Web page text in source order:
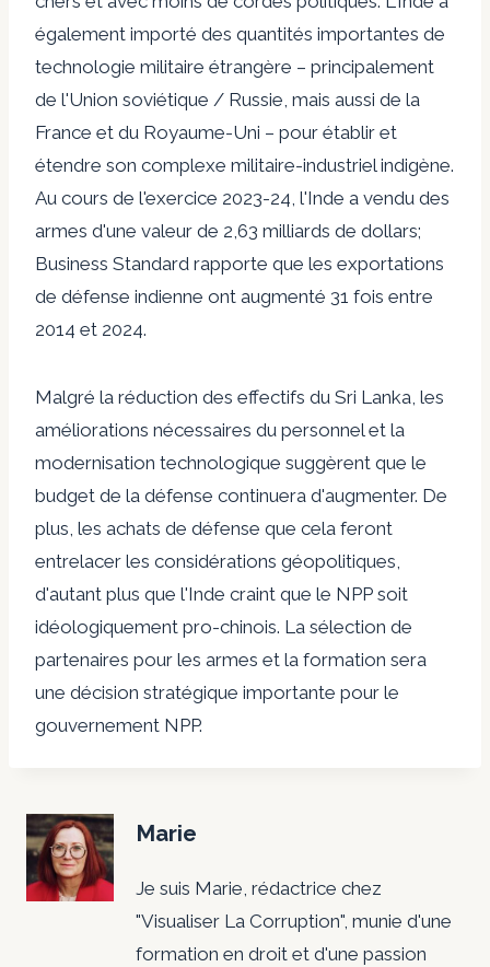
également importé des quantités importantes de
technologie militaire étrangère – principalement
de l'Union soviétique / Russie, mais aussi de la
France et du Royaume-Uni – pour établir et
étendre son complexe militaire-industriel indigène.
Au cours de l'exercice 2023-24, l'Inde a vendu des
armes d'une valeur de 2,63 milliards de dollars;
Business Standard rapporte que les exportations
de défense indienne ont augmenté 31 fois entre
2014 et 2024.
Malgré la réduction des effectifs du Sri Lanka, les
améliorations nécessaires du personnel et la
modernisation technologique suggèrent que le
budget de la défense continuera d'augmenter. De
plus, les achats de défense que cela feront
entrelacer les considérations géopolitiques,
d'autant plus que l'Inde craint que le NPP soit
idéologiquement pro-chinois. La sélection de
partenaires pour les armes et la formation sera
une décision stratégique importante pour le
gouvernement NPP.
Marie
Je suis Marie, rédactrice chez
"Visualiser La Corruption", munie d'une
formation en droit et d'une passion